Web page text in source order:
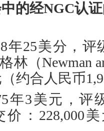
的经NGC认
年25美分，评
林（Newman
约合人民币
年3美元，评
价：228,000